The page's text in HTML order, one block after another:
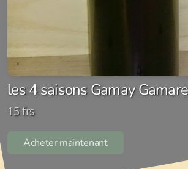
les 4 saisons Gamay
15 frs
Acheter maintenant